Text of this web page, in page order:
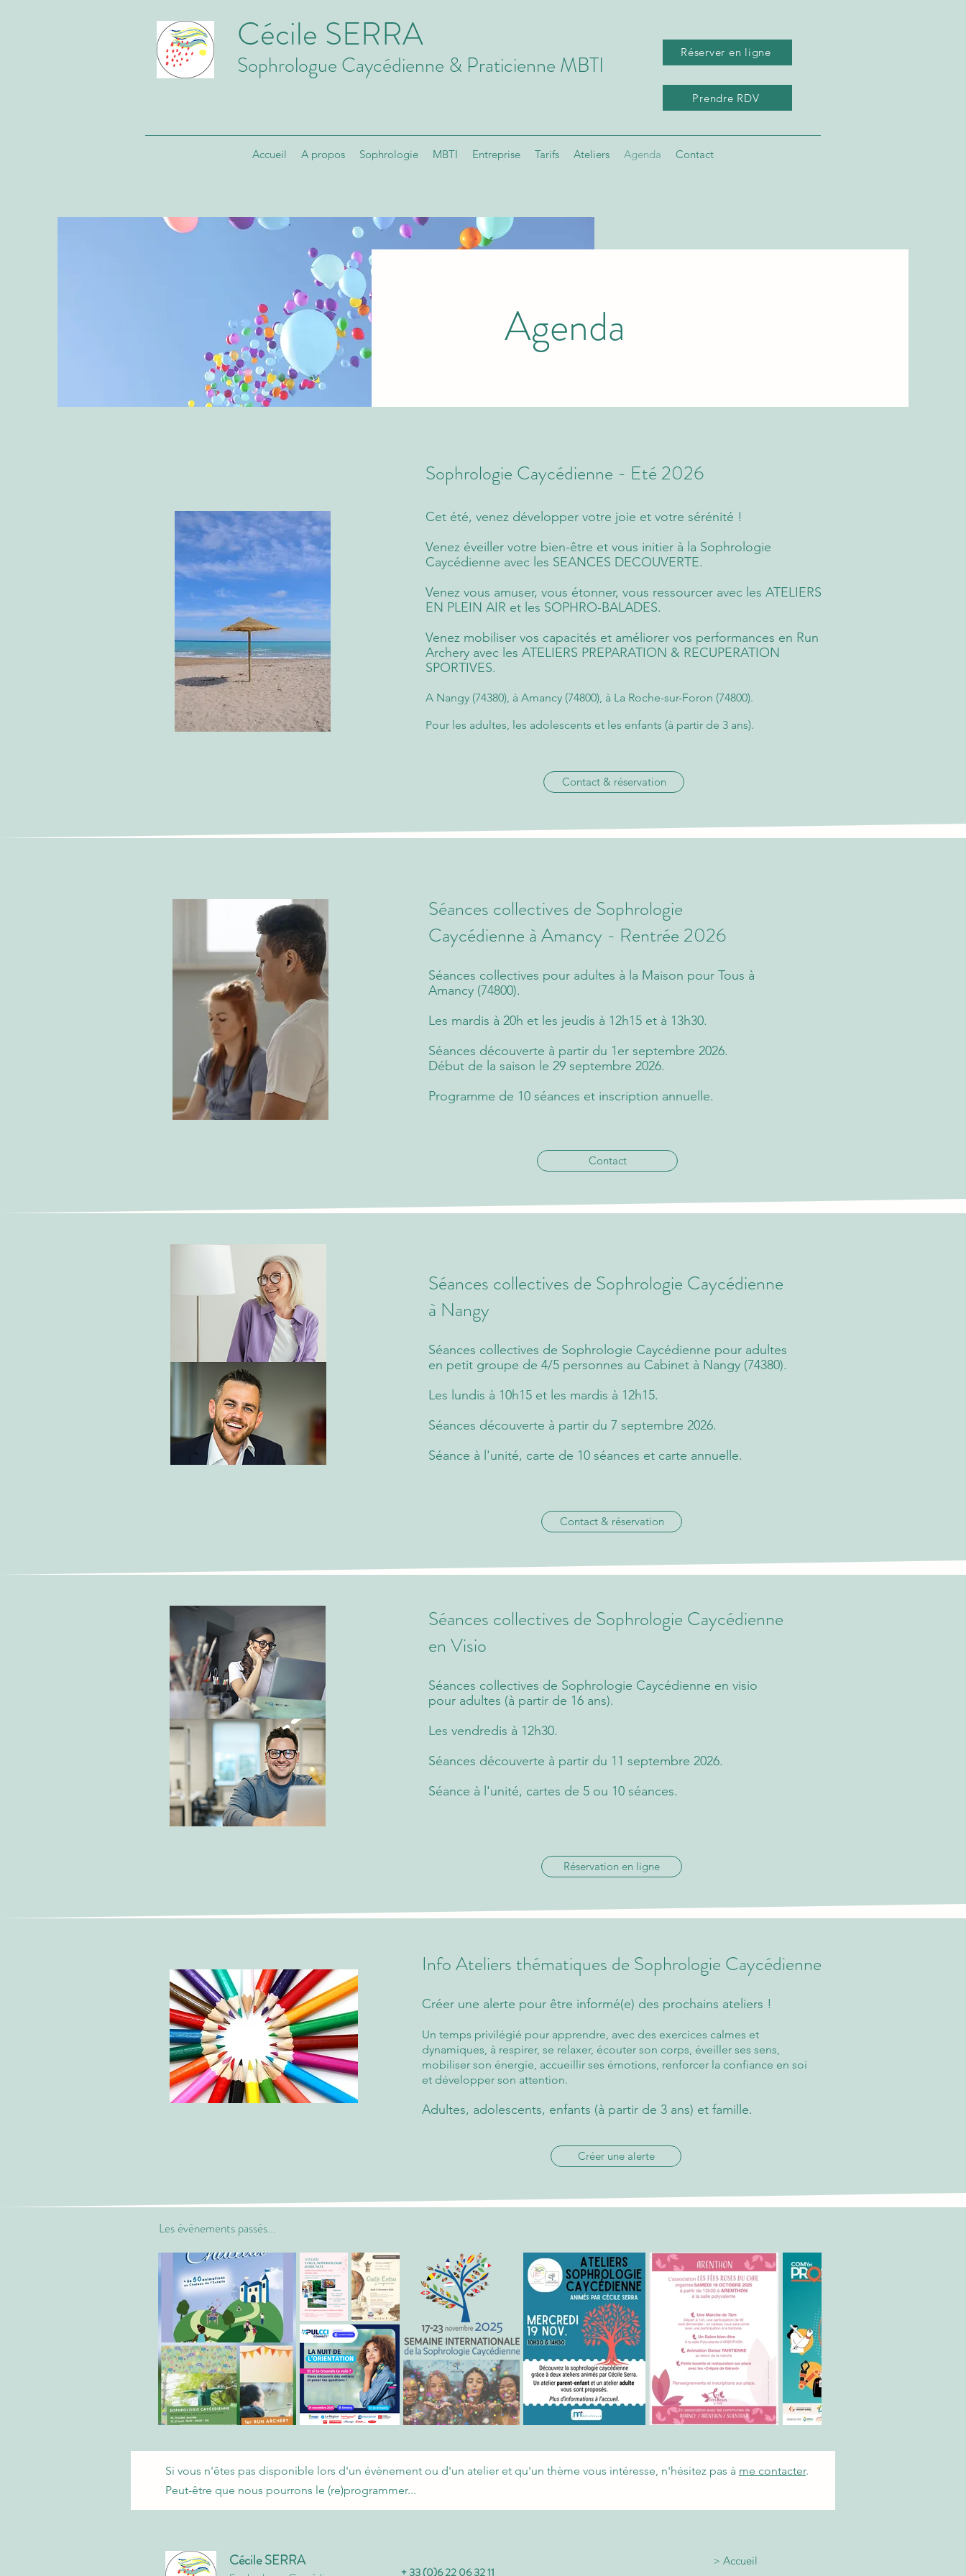
Cécile SERRA
Sophrologue Caycédienne & Praticienne MBTI Réserver en ligne
Prendre RDV
Accueil A propos Sophrologie MBTI Entreprise Tarifs Ateliers Agenda Contact
Agenda
Sophrologie Caycédienne - Eté 2026
Cet été, venez développer votre joie et votre sérénité !
Venez éveiller votre bien-être et vous initier à la Sophrologie
Caycédienne avec les SEANCES DECOUVERTE.
Venez vous amuser, vous étonner, vous ressourcer avec les ATELIERS
EN PLEIN AIR et les SOPHRO-BALADES.
Venez mobiliser vos capacités et améliorer vos performances en Run
Archery avec les ATELIERS PREPARATION & RECUPERATION
SPORTIVES.
A Nangy (74380), à Amancy (74800), à La Roche-sur-Foron (74800).
Pour les adultes, les adolescents et les enfants (à partir de 3 ans).
Contact & réservation
Séances collectives de Sophrologie
Caycédienne à Amancy - Rentrée 2026
Séances collectives pour adultes à la Maison pour Tous à
Amancy (74800).
Les mardis à 20h et les jeudis à 12h15 et à 13h30.
​Séances découverte à partir du 1er septembre 2026.
Début de la saison le 29 septembre 2026.
Programme de 10 séances et inscription annuelle.
Contact
Séances collectives de Sophrologie Caycédienne
à Nangy
Séances collectives de Sophrologie Caycédienne pour adultes
en petit groupe de 4/5 personnes au Cabinet à Nangy (74380).
Les lundis à 10h15 et les mardis à 12h15.
Séances découverte à partir du 7 septembre 2026.
Séance à l'unité, carte de 10 séances et carte annuelle.
Contact & réservation
Séances collectives de Sophrologie Caycédienne
en Visio
Séances collectives de Sophrologie Caycédienne en visio
pour adultes (à partir de 16 ans).
Les vendredis à 12h30.
Séances découverte à partir du 11 septembre 2026.
​Séance à l'unité, cartes de 5 ou 10 séances.
Réservation en ligne
Info Ateliers thématiques de Sophrologie Caycédienne
Créer une alerte pour être informé(e) des prochains ateliers !
Un temps privilégié pour apprendre, avec des exercices calmes et
dynamiques, à respirer, se relaxer, écouter son corps, éveiller ses sens,
mobiliser son énergie, accueillir ses émotions, renforcer la confiance en soi
et développer son attention.
Adultes, adolescents, enfants (à partir de 3 ans) et famille.
Créer une alerte
Les évènements passés...
Si vous n'êtes pas disponible lors d'un évènement ou d'un atelier et qu'un thème vous intéresse, n'hésitez pas à me contacter.
Peut-être que nous pourrons le (re)programmer...
Cécile SERRA
+ 33 (0)6 22 06 32 11
> Accueil